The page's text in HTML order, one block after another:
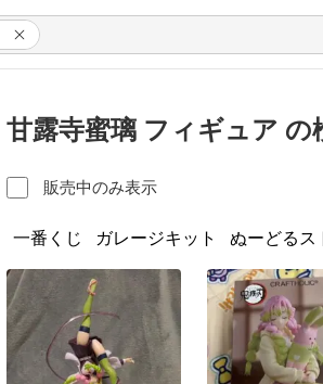
甘露寺蜜璃 フィギュア の
販売中のみ表示
一番くじ ガレージキット ぬーどるス